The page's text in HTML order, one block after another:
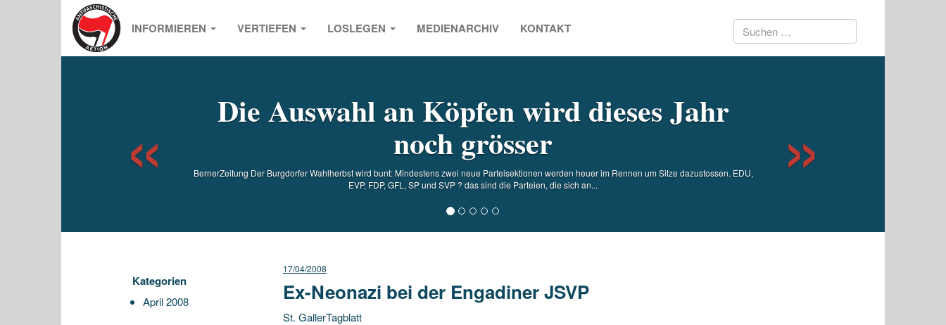
INFORMIEREN VERTIEFEN LOSLEGEN MEDIENARCHIV KONTAKT Suchen
Die Auswahl an Köpfen wird dieses Jahr
noch grösser
BernerZeitung Der Burgdorfer Wahlherbst wird bunt: Mindestens zwei neue Parteisektionen werden heuer im Rennen um Sitze dazustossen. EDU,
EVP, FDP, GFL, SP und SVP ? das sind die Parteien, die sich an...
Previous
Kategorien
April 2008
17/04/2008
Ex-Neonazi bei der Engadiner JSVP
St. GallerTagblatt